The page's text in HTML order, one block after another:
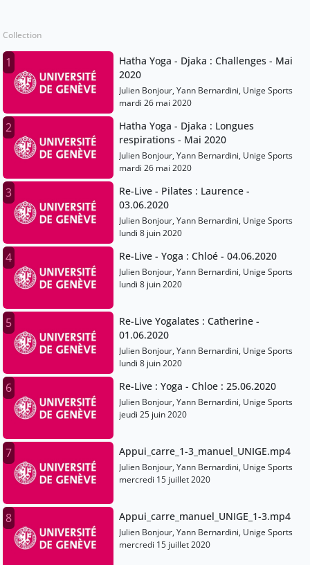
Collection
1
Hatha Yoga - Djaka : Challenges - Mai
2020
Julien Bonjour, Yann Bernardini, Unige Sports
mardi 26 mai 2020
2
Hatha Yoga - Djaka : Longues
respirations - Mai 2020
Julien Bonjour, Yann Bernardini, Unige Sports
mardi 26 mai 2020
3
Re-Live - Pilates : Laurence -
03.06.2020
Julien Bonjour, Yann Bernardini, Unige Sports
lundi 8 juin 2020
4 Re-Live - Yoga : Chloé - 04.06.2020
Julien Bonjour, Yann Bernardini, Unige Sports
lundi 8 juin 2020
5
Re-Live Yogalates : Catherine -
01.06.2020
Julien Bonjour, Yann Bernardini, Unige Sports
lundi 8 juin 2020
6 Re-Live : Yoga - Chloe : 25.06.2020
Julien Bonjour, Yann Bernardini, Unige Sports
jeudi 25 juin 2020
7 Appui_carre_1-3_manuel_UNIGE.mp4
Julien Bonjour, Yann Bernardini, Unige Sports
mercredi 15 juillet 2020
8 Appui_carre_manuel_UNIGE_1-3.mp4
Julien Bonjour, Yann Bernardini, Unige Sports
mercredi 15 juillet 2020